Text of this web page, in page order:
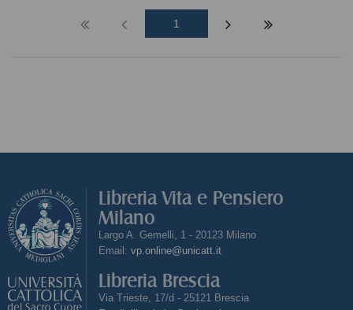
1
Libreria Vita e Pensiero
Milano
Largo A. Gemelli, 1 - 20123 Milano
Email: vp.online@unicatt.it
Libreria Brescia
Via Trieste, 17/d - 25121 Brescia